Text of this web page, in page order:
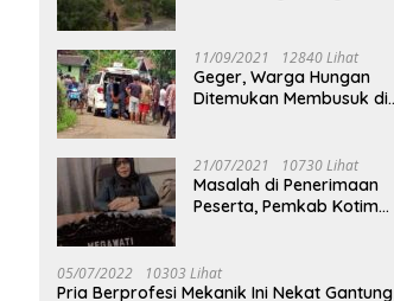
11/09/2021 12840 Lihat
Geger, Warga Hungan
Ditemukan Membusuk di
21/07/2021 10730 Lihat
Masalah di Penerimaan
Peserta, Pemkab Kotim
05/07/2022 10303 Lihat
Pria Berprofesi Mekanik Ini Nekat Gantung